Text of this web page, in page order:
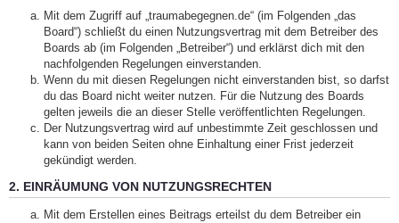
Mit dem Zugriff auf „traumabegegnen.de“ (im Folgenden „das
Board“) schließt du einen Nutzungsvertrag mit dem Betreiber des
Boards ab (im Folgenden „Betreiber“) und erklärst dich mit den
nachfolgenden Regelungen einverstanden.
Wenn du mit diesen Regelungen nicht einverstanden bist, so darfst
du das Board nicht weiter nutzen. Für die Nutzung des Boards
gelten jeweils die an dieser Stelle veröffentlichten Regelungen.
Der Nutzungsvertrag wird auf unbestimmte Zeit geschlossen und
kann von beiden Seiten ohne Einhaltung einer Frist jederzeit
gekündigt werden.
2. EINRÄUMUNG VON NUTZUNGSRECHTEN
Mit dem Erstellen eines Beitrags erteilst du dem Betreiber ein